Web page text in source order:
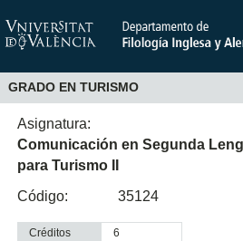
GRADO EN TURISMO
Asignatura:
Comunicación en Segunda
para Turismo II
Código:
35124
Créditos
6